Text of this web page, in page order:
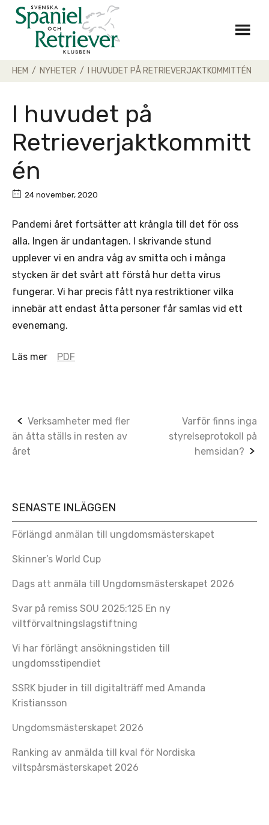
Skip
HEM / NYHETER / I HUVUDET PÅ RETRIEVERJAKTKOMMITTÉN
I huvudet på
Retrieverjaktkommitt
én
24 november, 2020
Pandemi året fortsätter att krångla till det för oss
alla. Ingen är undantagen. I skrivande stund
upplever vi en andra våg av smitta och i många
stycken är det svårt att förstå hur detta virus
fungerar. Vi har precis fått nya restriktioner vilka
innebär att endast åtta personer får samlas vid ett
evenemang.
Läs mer PDF
Post
navigation
Verksamheter med fler
än åtta ställs in resten av
året
Varför finns inga
styrelseprotokoll på
hemsidan?
SENASTE INLÄGGEN
Förlängd anmälan till ungdomsmästerskapet
Skinner’s World Cup
Dags att anmäla till Ungdomsmästerskapet 2026
Svar på remiss SOU 2025:125 En ny
viltförvaltningslagstiftning
Vi har förlängt ansökningstiden till
ungdomsstipendiet
SSRK bjuder in till digitalträff med Amanda
Kristiansson
Ungdomsmästerskapet 2026
Ranking av anmälda till kval för Nordiska
viltspårsmästerskapet 2026